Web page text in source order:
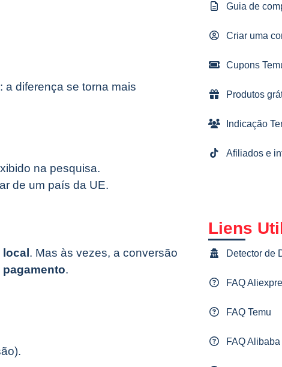
a diferença se torna mais
na pesquisa.
de um país da UE.
. Mas às vezes, a conversão
.
Guia de
Criar uma
Cupons
Produtos
Indicação
Afiliados e
Liens
Detector de
FAQ
FAQ Temu
FAQ Alibaba